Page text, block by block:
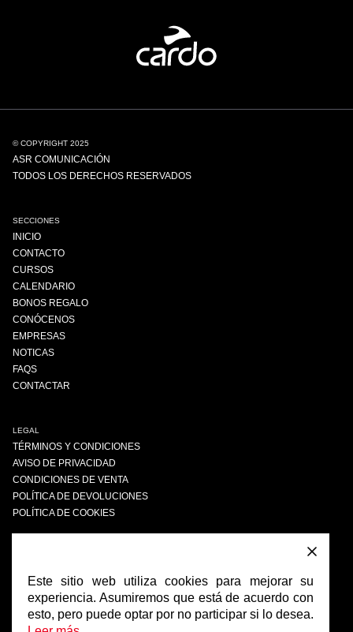
© COPYRIGHT 2025
ASR COMUNICACIÓN
TODOS LOS DERECHOS RESERVADOS
SECCIONES
INICIO
CONTACTO
CURSOS
CALENDARIO
BONOS REGALO
CONÓCENOS
EMPRESAS
NOTICAS
FAQS
CONTACTAR
LEGAL
TÉRMINOS Y CONDICIONES
AVISO DE PRIVACIDAD
CONDICIONES DE VENTA
POLÍTICA DE DEVOLUCIONES
POLÍTICA DE COOKIES
FACEBOOK
INSTAGRAM
Este sitio web utiliza cookies para mejorar su
experiencia. Asumiremos que está de acuerdo con
esto, pero puede optar por no participar si lo desea.